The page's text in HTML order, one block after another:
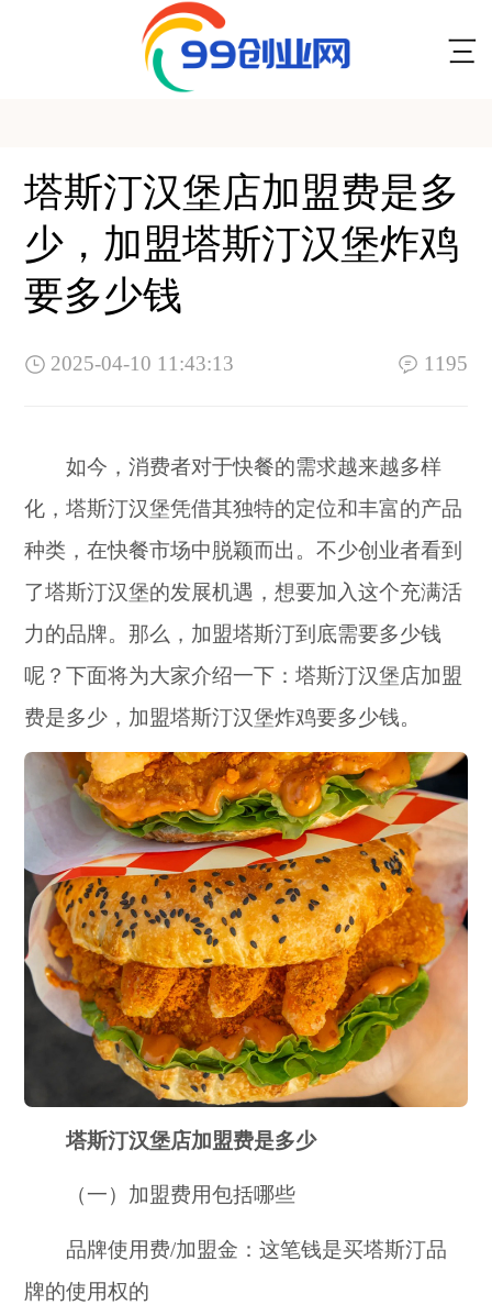
塔斯汀汉堡店加盟费是多
少，加盟塔斯汀汉堡炸鸡
要多少钱
2025-04-10 11:43:13 1195
如今，消费者对于快餐的需求越来越多样
化，塔斯汀汉堡凭借其独特的定位和丰富的产品
种类，在快餐市场中脱颖而出。不少创业者看到
了塔斯汀汉堡的发展机遇，想要加入这个充满活
力的品牌。那么，加盟塔斯汀到底需要多少钱
呢？下面将为大家介绍一下：塔斯汀汉堡店加盟
费是多少，加盟塔斯汀汉堡炸鸡要多少钱。
塔斯汀汉堡店加盟费是多少
（一）加盟费用包括哪些
品牌使用费/加盟金：这笔钱是买塔斯汀品
牌的使用权的